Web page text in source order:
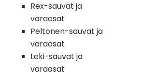
Rex-sauvat ja
varaosat
Peltonen-sauvat ja
varaosat
Leki-sauvat ja
varaosat